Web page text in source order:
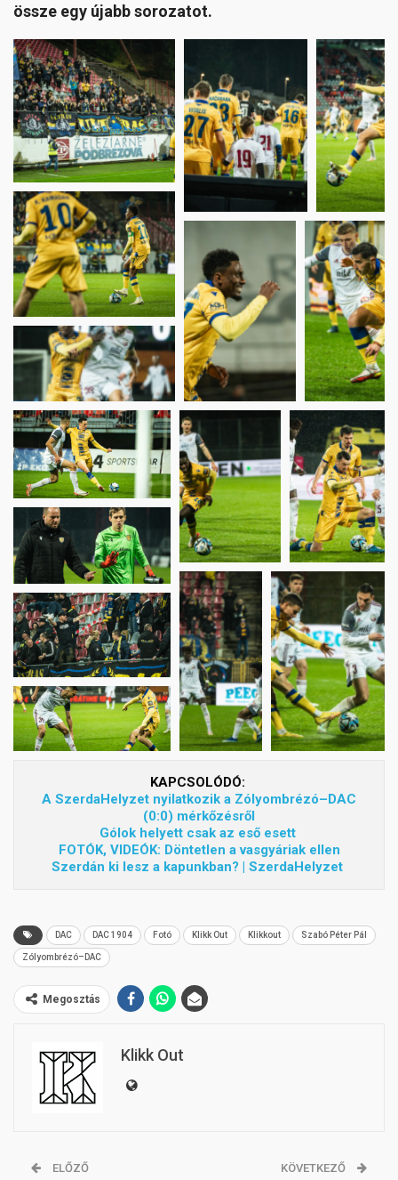
össze egy újabb sorozatot.
KAPCSOLÓDÓ:
A SzerdaHelyzet nyilatkozik a Zólyombrézó–DAC
(0:0) mérkőzésről
Gólok helyett csak az eső esett
FOTÓK, VIDEÓK: Döntetlen a vasgyáriak ellen
Szerdán ki lesz a kapunkban? | SzerdaHelyzet
DAC DAC 1904 Fotó Klikk Out Klikkout Szabó Péter Pál
Zólyombrézó–DAC
Megosztás
Klikk Out
ELŐZŐ KÖVETKEZŐ